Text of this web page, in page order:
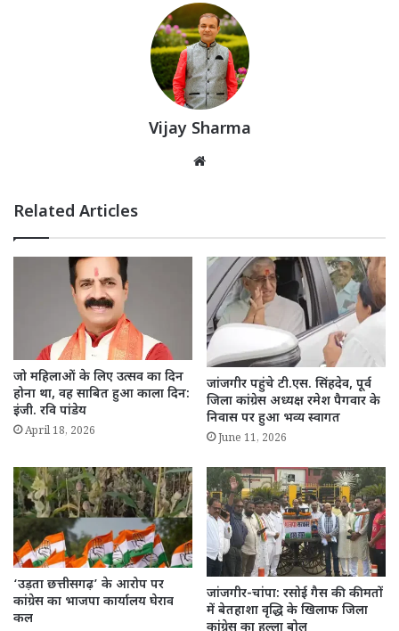
Vijay Sharma
Related Articles
जो महिलाओं के लिए उत्सव का दिन
होना था, वह साबित हुआ काला दिन:
इंजी. रवि पांडेय
April 18, 2026
जांजगीर पहुंचे टी.एस. सिंहदेव, पूर्व
जिला कांग्रेस अध्यक्ष रमेश पैगवार के
निवास पर हुआ भव्य स्वागत
June 11, 2026
‘उड़ता छत्तीसगढ़’ के आरोप पर
कांग्रेस का भाजपा कार्यालय घेराव
कल
जांजगीर-चांपा: रसोई गैस की कीमतों
में बेतहाशा वृद्धि के खिलाफ जिला